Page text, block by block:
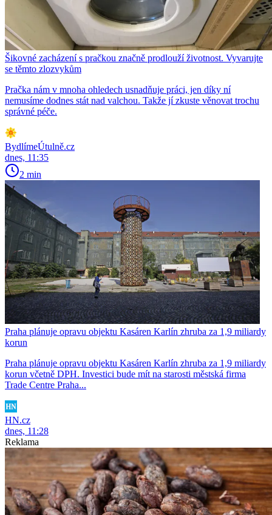
Šikovné zacházení s pračkou značně prodlouží životnost. Vyvarujte
se těmto zlozvykům
Pračka nám v mnoha ohledech usnadňuje práci, jen díky ní
nemusíme dodnes stát nad valchou. Takže jí zkuste věnovat trochu
správné péče.
BydlímeÚtulně.cz
dnes, 11:35
2 min
Praha plánuje opravu objektu Kasáren Karlín zhruba za 1,9 miliardy
korun
Praha plánuje opravu objektu Kasáren Karlín zhruba za 1,9 miliardy
korun včetně DPH. Investici bude mít na starosti městská firma
Trade Centre Praha...
HN.cz
dnes, 11:28
Reklama